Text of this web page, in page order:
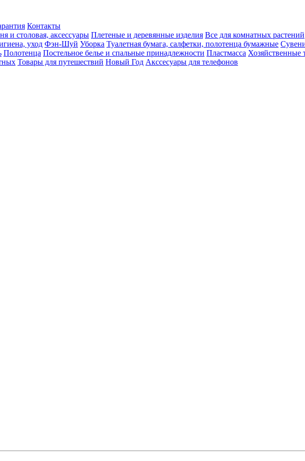
Контакты
и столовая, аксессуары Плетеные и деревянные изделия Все для комнатных растений
уход Фэн-Шуй Уборка Туалетная бумага, салфетки, полотенца бумажные
Полотенца Постельное белье и спальные принадлежности Пластмасса Хозяйственные
Товары для путешествий Новый Год Акссесуары для телефонов